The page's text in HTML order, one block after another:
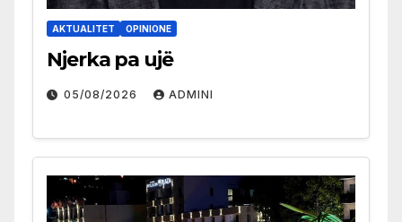
AKTUALITET OPINIONE
Njerka pa ujë
05/08/2026 ADMINI